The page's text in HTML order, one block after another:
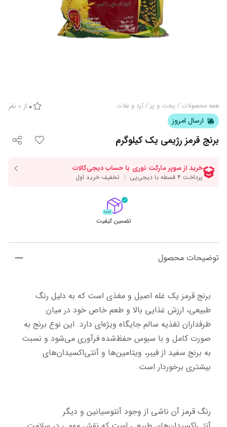
همه محصولات / پخت و پز / آرد و غلات 0 از 0 نفر
ارسال امروز
برنج قرمز رژیمی یک کیلوگرم
تضمین کیفیت
توضیحات محصول
بیشتری برخوردار است.